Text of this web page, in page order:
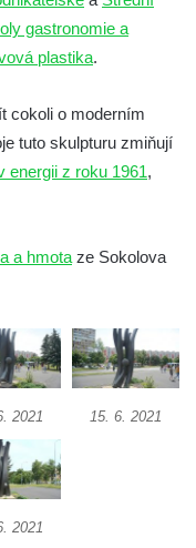
gastronomie a
plastika.
cokoli o moderním
tuto skulpturu zmiňují
energii z roku 1961,
a hmota ze Sokolova
2021 15. 6. 2021
2021